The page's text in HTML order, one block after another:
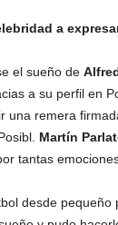
a
el sueño de
a su perfil en
una remera
Martín
tantas
desde